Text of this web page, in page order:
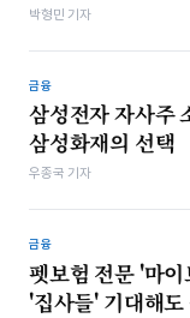
박형민 기자
금융
삼성전자 자사주
삼성화재의 선택
우종국 기자
금융
펫보험 전문 '마
'집사들' 기대해도